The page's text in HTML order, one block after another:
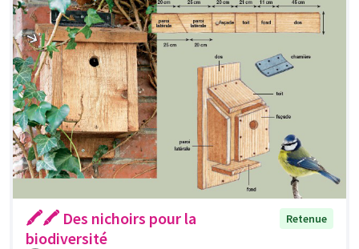
🖍🖍 Des nichoirs pour la
biodiversité
Retenue